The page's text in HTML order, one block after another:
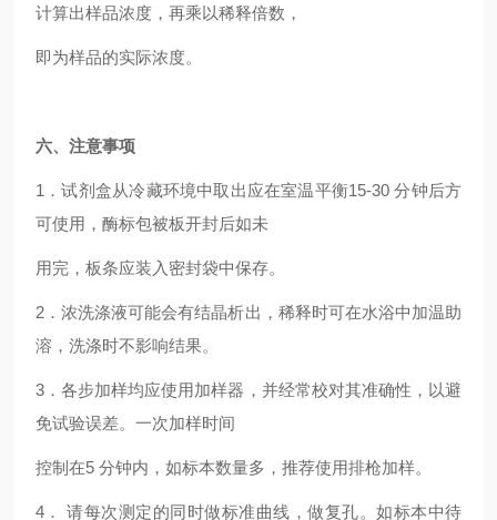
计算出样品浓度，再乘以稀释倍数，
即为样品的实际浓度。
六、注意事项
1 ．试剂盒从冷藏环境中取出应在室温平衡15-30 分钟后方
可使用，酶标包被板开封后如未
用完，板条应装入密封袋中保存。
2 ．浓洗涤液可能会有结晶析出，稀释时可在水浴中加温助
溶，洗涤时不影响结果。
3 ．各步加样均应使用加样器，并经常校对其准确性，以避
免试验误差。一次加样时间
控制在5 分钟内，如标本数量多，推荐使用排枪加样。
4 ． 请每次测定的同时做标准曲线，做复孔。如标本中待